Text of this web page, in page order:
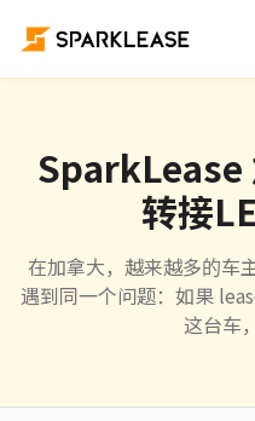
SparkLease
转接
在加拿大，越来越多的车
遇到同一个问题：如果
这台车